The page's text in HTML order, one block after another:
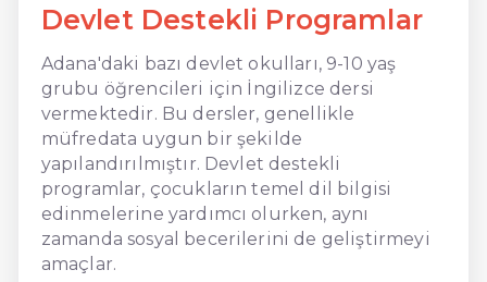
Devlet Destekli Programlar
Adana'daki bazı devlet okulları, 9-10 yaş
grubu öğrencileri için İngilizce dersi
vermektedir. Bu dersler, genellikle
müfredata uygun bir şekilde
yapılandırılmıştır. Devlet destekli
programlar, çocukların temel dil bilgisi
edinmelerine yardımcı olurken, aynı
zamanda sosyal becerilerini de geliştirmeyi
amaçlar.